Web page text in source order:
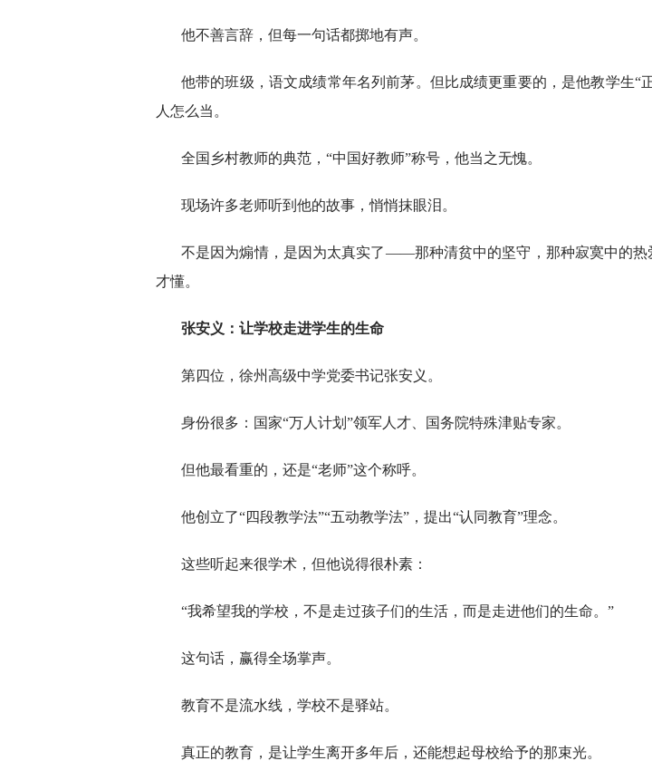
他不善言辞，但每一句话都掷地有声。
他带的班级，语文成绩常年名列前茅。但比成绩更重要的，是他教学生“
人怎么当。
全国乡村教师的典范，“中国好教师”称号，他当之无愧。
现场许多老师听到他的故事，悄悄抹眼泪。
不是因为煽情，是因为太真实了——那种清贫中的坚守，那种寂寞中的热
才懂。
张安义：让学校走进学生的生命
第四位，徐州高级中学党委书记张安义。
身份很多：国家“万人计划”领军人才、国务院特殊津贴专家。
但他最看重的，还是“老师”这个称呼。
他创立了“四段教学法”“五动教学法”，提出“认同教育”理念。
这些听起来很学术，但他说得很朴素：
“我希望我的学校，不是走过孩子们的生活，而是走进他们的生命。”
这句话，赢得全场掌声。
教育不是流水线，学校不是驿站。
真正的教育，是让学生离开多年后，还能想起母校给予的那束光。